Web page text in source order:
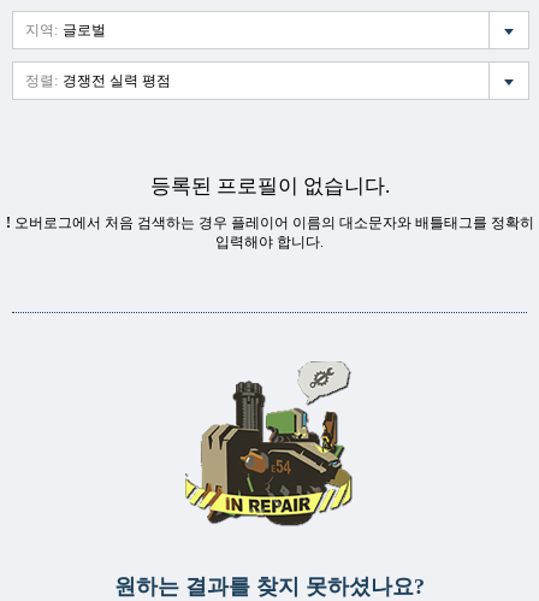
지역: 글로벌
정렬: 경쟁전 실력 평점
등록된 프로필이 없습니다.
! 오버로그에서 처음 검색하는 경우 플레이어 이름의 대소문자와 배틀태그를 정확히
입력해야 합니다.
원하는 결과를 찾지 못하셨나요?